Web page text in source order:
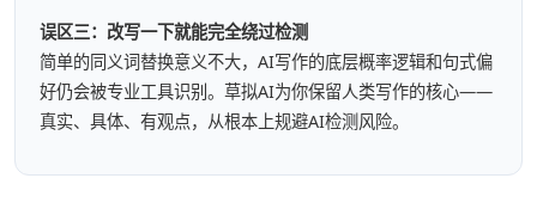
误区三：改写一下就能完全绕过检测
简单的同义词替换意义不大，AI写作的底层概率逻辑和句式偏
好仍会被专业工具识别。草拟AI为你保留人类写作的核心——
真实、具体、有观点，从根本上规避AI检测风险。